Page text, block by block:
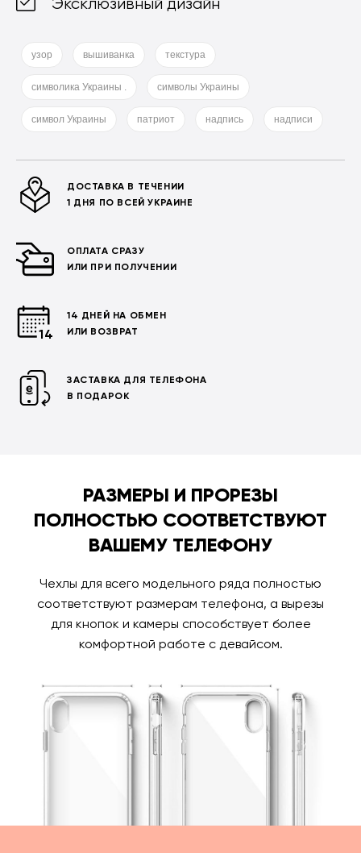
узор вышиванка текстура
символика Украины . символы Украины
символ Украины патриот надпись надписи
ДОСТАВКА В ТЕЧЕНИИ
1 ДНЯ ПО ВСЕЙ УКРАИНЕ
ОПЛАТА СРАЗУ
ИЛИ ПРИ ПОЛУЧЕНИИ
14 ДНЕЙ НА ОБМЕН
ИЛИ ВОЗВРАТ
ЗАСТАВКА ДЛЯ ТЕЛЕФОНА
В ПОДАРОК
РАЗМЕРЫ И ПРОРЕЗЫ
ПОЛНОСТЬЮ СООТВЕТСТВУЮТ
ВАШЕМУ ТЕЛЕФОНУ
Чехлы для всего модельного ряда полностью
соответствуют размерам телефона, а вырезы
для кнопок и камеры способствует более
комфортной работе с девайсом.